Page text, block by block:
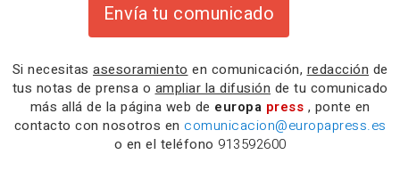
Envía tu comunicado
Si necesitas asesoramiento en comunicación, redacción de
tus notas de prensa o ampliar la difusión de tu comunicado
más allá de la página web de europa press , ponte en
contacto con nosotros en comunicacion@europapress.es
o en el teléfono 913592600